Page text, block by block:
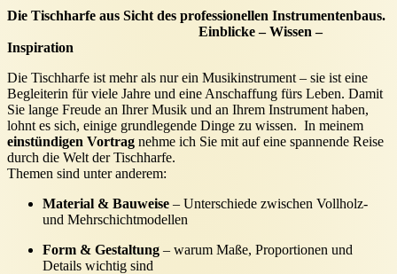
Die Tischharfe aus Sicht des professionellen Instrumentenbaus.
Einblicke – Wissen –
Inspiration
Die Tischharfe ist mehr als nur ein Musikinstrument – sie ist eine
Begleiterin für viele Jahre und eine Anschaffung fürs Leben. Damit
Sie lange Freude an Ihrer Musik und an Ihrem Instrument haben,
lohnt es sich, einige grundlegende Dinge zu wissen. In meinem
einstündigen Vortrag nehme ich Sie mit auf eine spannende Reise
durch die Welt der Tischharfe.
Themen sind unter anderem:
Material & Bauweise – Unterschiede zwischen Vollholz-
und Mehrschichtmodellen
Form & Gestaltung – warum Maße, Proportionen und
Details wichtig sind